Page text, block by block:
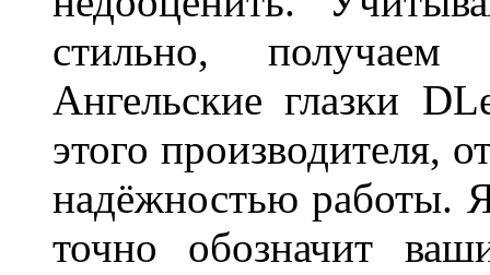
стильно,
Ангельские глазки
этого производителя,
надёжностью работы.
точно обозначит